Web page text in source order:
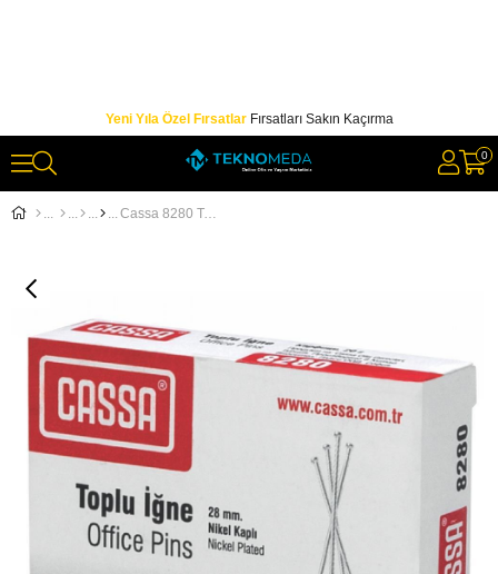
Yeni Yıla Özel FırsatlarFırsatları Sakın Kaçırma
0
Cassa 8280 Toplu İğne Nikel Kaplı 20gr